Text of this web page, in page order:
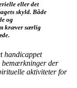
eller det
skyld. Både
og
kræver særlig
handicappet
bemærkninger der
aktiviteter for